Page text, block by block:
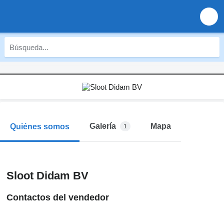
Quiénes somos Galería 1 Mapa
Sloot Didam BV
Contactos del vendedor